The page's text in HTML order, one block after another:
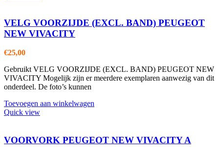
VELG VOORZIJDE (EXCL. BAND) PEUGEOT
NEW VIVACITY
€25,00
Gebruikt VELG VOORZIJDE (EXCL. BAND) PEUGEOT NEW
VIVACITY Mogelijk zijn er meerdere exemplaren aanwezig van dit
onderdeel. De foto’s kunnen
Toevoegen aan winkelwagen
Quick view
VOORVORK PEUGEOT NEW VIVACITY A